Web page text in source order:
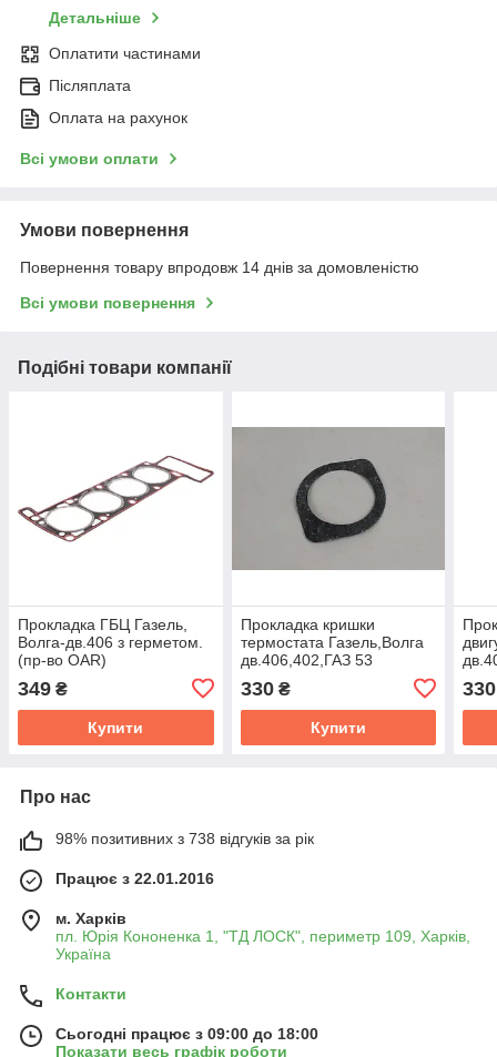
Детальніше
Оплатити частинами
Післяплата
Оплата на рахунок
Всі умови оплати
Умови повернення
Повернення товару впродовж 14 днів за домовленістю
Всі умови повернення
Подібні товари компанії
Прокладка ГБЦ Газель,
Волга-дв.406 з герметом.
(пр-во OAR)
349 ₴
Купити
Прокладка кришки
термостата Газель,Волга
дв.406,402,ГАЗ 53
(паронiт) (пр-во Profit) 13-
1008155-02
330₴
Купити
330
Про нас
98% позитивних з 738 відгуків за рік
Працює з 22.01.2016
м. Харків
пл. Юрія Кононенка 1, "ТД ЛОСК", периметр 109, Харків,
Україна
Контакти
Сьогодні працює з 09:00 до 18:00
Показати весь графік роботи